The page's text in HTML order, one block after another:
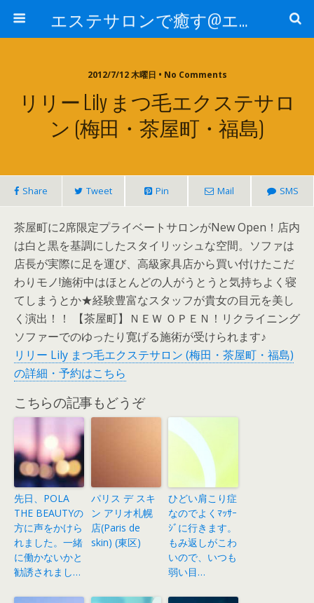
エステサロンで癒す@エステ～全国エステ情報
2012/7/12 木曜日 • No Comments
リリー Lily まつ毛エクステサロ
ン (梅田・茶屋町・福島)
Share Tweet Pin Mail SMS
茶屋町に2席限定プライベートサロンがNew Open！店内
は白と黒を基調にしたスタイリッシュな空間。ソファは
店長が実際に足を運び、高級家具店から買い付けたこだ
わりモノ!施術中はほとんどの人がうとうと気持ちよく寝
てしまうとか★経験豊富なスタッフが貴女の目元を美し
く演出！！ 【茶屋町】ＮＥＷ ＯＰＥＮ！リクライニング
ソファーでのゆったり寛げる施術が受けられます♪
リリー Lily まつ毛エクステサロン (梅田・茶屋町・福島)
の詳細・予約はこちら
こちらの記事もどうぞ
先日、POLA
THE BEAUTYの
方に声をかけら
れました。一緒
に働かないかと
勧誘されまし…
パリス デ スキ
ン アリオ札幌
店(Paris de
skin) (東区)
ひどい肩こり症
なのでよくﾏｯｻｰ
ｼﾞに行きます。
もみ返しがこわ
いので、いつも
弱い目…